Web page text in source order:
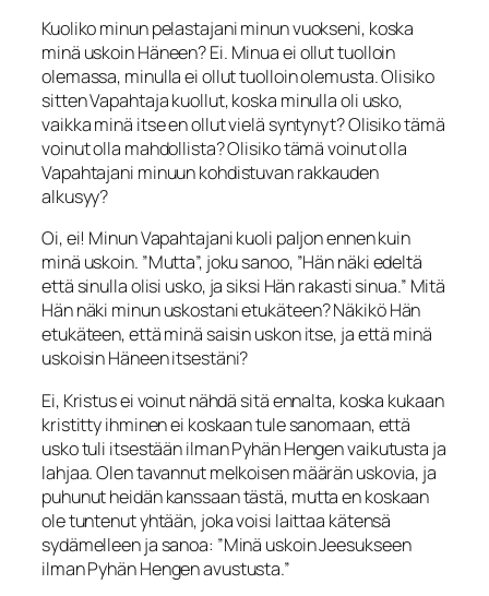
Kuoliko minun pelastajani minun vuokseni, koska
minä uskoin Häneen? Ei. Minua ei ollut tuolloin
olemassa, minulla ei ollut tuolloin olemusta. Olisiko
sitten Vapahtaja kuollut, koska minulla oli usko,
vaikka minä itse en ollut vielä syntynyt? Olisiko tämä
voinut olla mahdollista? Olisiko tämä voinut olla
Vapahtajani minuun kohdistuvan rakkauden
alkusyy?
Oi, ei! Minun Vapahtaja­ni kuoli paljon ennen kuin
minä uskoin. ”Mutta”, joku sanoo, ”Hän näki edeltä
että sinulla olisi usko, ja siksi Hän rakasti sinua.” Mitä
Hän näki minun uskostani etukä­teen? Näkikö Hän
etukäteen, että minä saisin uskon itse, ja että minä
uskoisin Hä­neen itsestäni?
Ei, Kristus ei voinut nähdä sitä ennalta, koska kukaan
kristitty ihmi­nen ei koskaan tule sanomaan, että
usko tuli itsestään ilman Pyhän Hengen vaiku­tusta ja
lahjaa. Olen tavannut melkoisen määrän uskovia, ja
puhunut heidän kans­saan tästä, mutta en koskaan
ole tuntenut yhtään, joka voisi laittaa kätensä
sydämel­leen ja sanoa: ”Minä uskoin Jeesukseen
ilman Pyhän Hengen avustusta.”